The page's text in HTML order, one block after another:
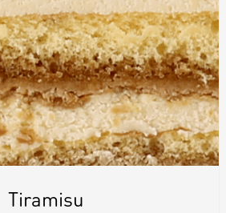
Tiramisu